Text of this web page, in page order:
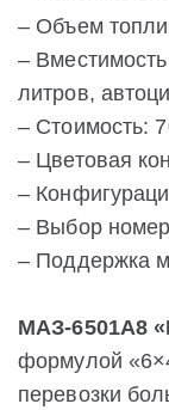
– Объем
–
литров,
– Стоимость:
– Цветовая
–
– Выбор
– Поддержка
МАЗ-6501А8
формулой
перевозки